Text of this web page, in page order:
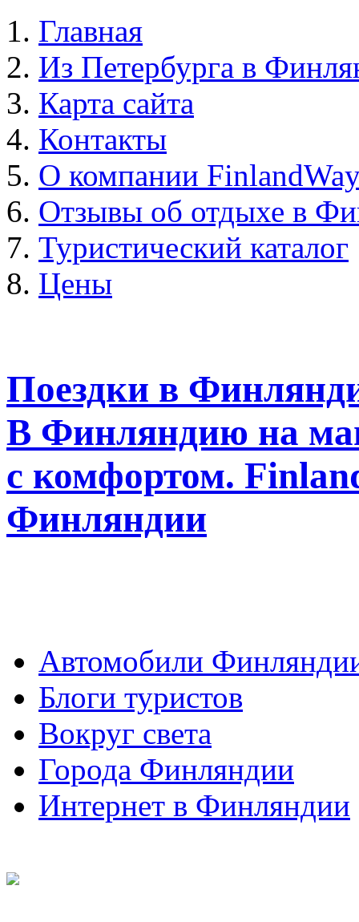
Главная
Из Петербурга в
Карта сайта
Контакты
О компании
Отзывы об отдыхе в
Туристический каталог
Цены
Поездки в
В Финляндию на
с комфортом.
Финляндии
Автомобили
Блоги туристов
Вокруг света
Города Финляндии
Интернет в Финляндии